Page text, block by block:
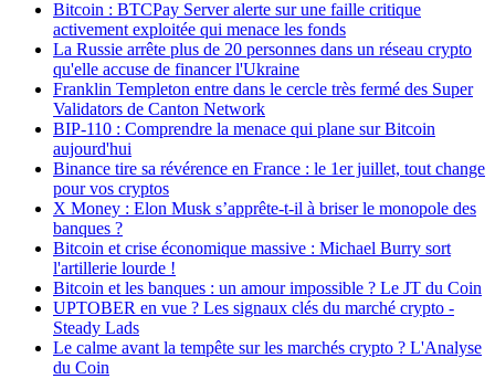
Bitcoin : BTCPay Server alerte sur une faille critique
activement exploitée qui menace les fonds
La Russie arrête plus de 20 personnes dans un réseau crypto
qu'elle accuse de financer l'Ukraine
Franklin Templeton entre dans le cercle très fermé des Super
Validators de Canton Network
BIP-110 : Comprendre la menace qui plane sur Bitcoin
aujourd'hui
Binance tire sa révérence en France : le 1er juillet, tout change
pour vos cryptos
X Money : Elon Musk s’apprête-t-il à briser le monopole des
banques ?
Bitcoin et crise économique massive : Michael Burry sort
l'artillerie lourde !
Bitcoin et les banques : un amour impossible ? Le JT du Coin
UPTOBER en vue ? Les signaux clés du marché crypto -
Steady Lads
Le calme avant la tempête sur les marchés crypto ? L'Analyse
du Coin